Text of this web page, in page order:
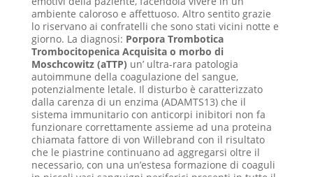
ambiente caloroso e affettuoso. Altro sentito grazie
lo riservano ai confratelli che sono stati vicini notte e
giorno. La diagnosi: Porpora Trombotica
Trombocitopenica Acquisita o morbo di
Moschcowitz (aTTP) un’ ultra-rara patologia
autoimmune della coagulazione del sangue,
potenzialmente letale. Il disturbo è caratterizzato
dalla carenza di un enzima (ADAMTS13) che il
sistema immunitario con anticorpi inibitori non fa
funzionare correttamente assieme ad una proteina
chiamata fattore di von Willebrand con il risultato
che le piastrine continuano ad aggregarsi oltre il
necessario, con una un’estesa formazione di coaguli